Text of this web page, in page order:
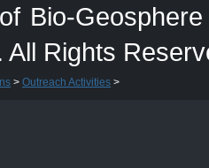
Bio-
All Rights
> Outreach Activities >